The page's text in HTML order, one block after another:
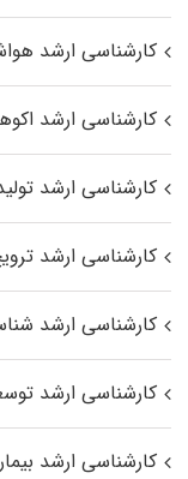
کارشناسی ارشد
کارشناسی ارشد
کارشناسی ارشد
کارشناسی ارشد
کارشناسی ارشد
کارشناسی ارشد
کارشناسی ارشد